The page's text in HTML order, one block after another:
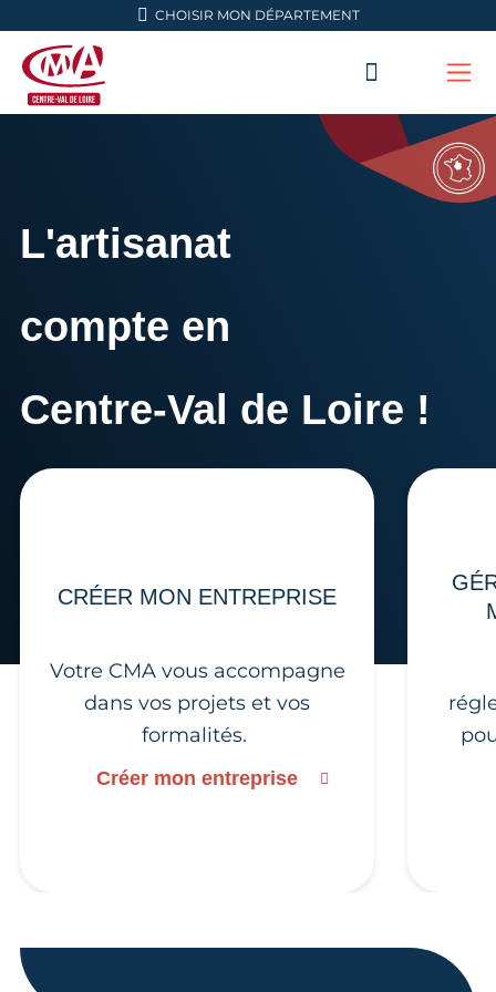
Aller en haut de pageCHOISIR MON DÉPARTEMENT
L'artisanat
compte en
Centre-Val de Loire !
CRÉER MON ENTREPRISE
Votre CMA vous accompagne
dans vos projets et vos
formalités.
Créer mon entreprise